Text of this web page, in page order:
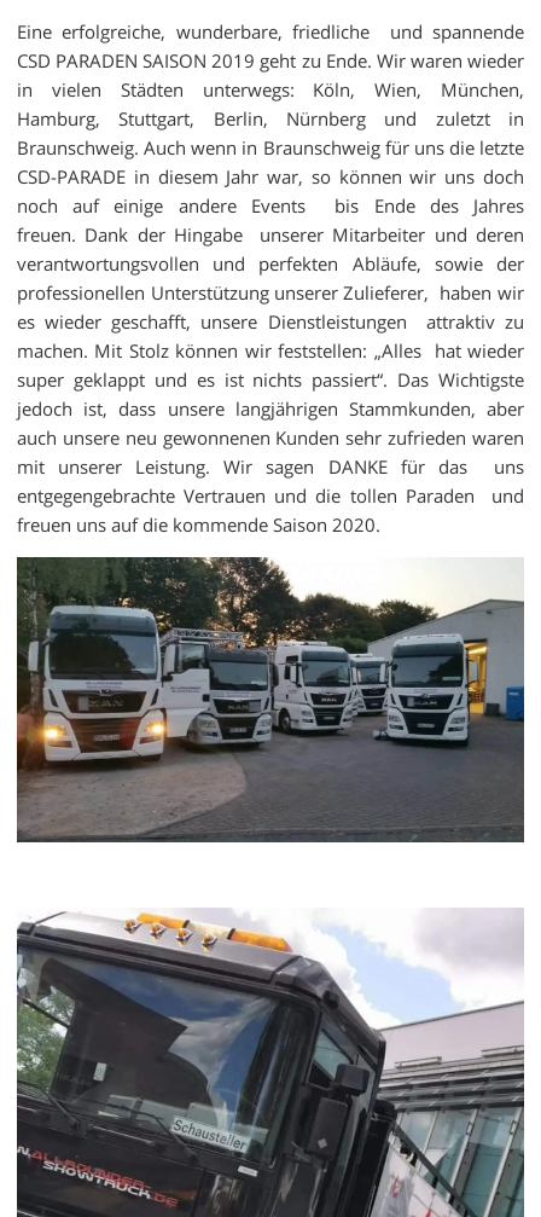
Eine erfolgreiche, wunderbare, friedliche und spannende
CSD PARADEN SAISON 2019 geht zu Ende. Wir waren wieder
in vielen Städten unterwegs: Köln, Wien, München,
Hamburg, Stuttgart, Berlin, Nürnberg und zuletzt in
Braunschweig. Auch wenn in Braunschweig für uns die letzte
CSD-PARADE in diesem Jahr war, so können wir uns doch
noch auf einige andere Events
bis Ende des Jahres
freuen. Dank der Hingabe
unserer Mitarbeiter und deren
verantwortungsvollen und perfekten Abläufe, sowie der
professionellen Unterstützung unserer Zulieferer, haben wir
es wieder geschafft, unsere Dienstleistungen
attraktiv zu
machen. Mit Stolz können wir feststellen: „Alles
hat wieder
super geklappt und es ist nichts passiert“. Das Wichtigste
jedoch ist, dass unsere langjährigen Stammkunden, aber
auch unsere neu gewonnenen Kunden sehr zufrieden waren
mit unserer Leistung. Wir sagen DANKE für das uns
entgegengebrachte Vertrauen und die tollen Paraden und
freuen uns auf die kommende Saison 2020.